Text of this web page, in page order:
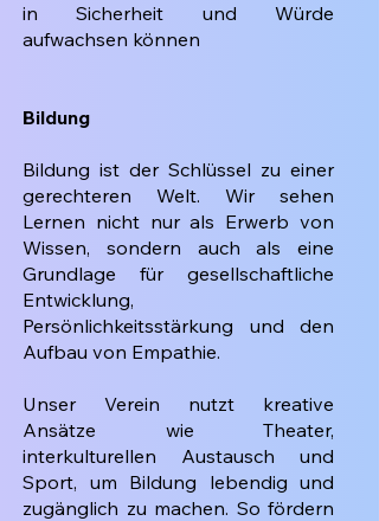
in Sicherheit und Würde
aufwachsen können
Bildung
Bildung ist der Schlüssel zu einer
gerechteren Welt. Wir sehen
Lernen nicht nur als Erwerb von
Wissen, sondern auch als eine
Grundlage für gesellschaftliche
Entwicklung,
Persönlichkeitsstärkung und den
Aufbau von Empathie.
Unser Verein nutzt kreative
Ansätze wie Theater,
interkulturellen Austausch und
Sport, um Bildung lebendig und
zugänglich zu machen. So fördern